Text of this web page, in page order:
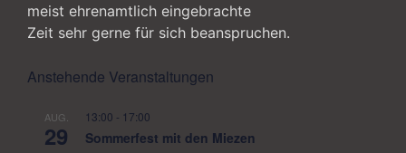
meist ehrenamtlich eingebrachte
Zeit sehr gerne für sich beanspruchen.
Anstehende Veranstaltungen
AUG.
29
13:00 - 17:00
Sommerfest mit den Miezen